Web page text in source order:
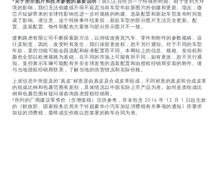
境的影响，我们无法创建或不得不延迟当前车型年款新图片的创建和更新。现在，微
芯片短缺带来的全球性影响也进一步对规格的构建、选装配置和新款车型发布时间造
成了影响。请注意，这个特殊事件结束前，新款车型的部分图片无法完全更新。配
置、选装配置、饰件和配色方案将与部分所示图片不一致。
捷豹路虎有限公司不断探索新方法，以持续改善其汽车、零件和附件的参数规格、设
计及制造，因此，改变时有发生，我们保留更改权，恕不另行通知。对于不同的车型
年款，某些功能可能会因选配和标准配置而不同。本网站上的信息、规格、发动机和
颜色全部以欧洲规格为基础，在不同的市场上可能有所不同，如有更改，恕不另行通
知。某些展示车辆可能配有并非全球发售的选装配置和由授权经销商安装的附件。请
与当地授权经销商联系，了解当地的供货情况和实际价格。
上述信息中所提及的“真皮”材质是由真皮及合成皮革组成，不同材质的真皮和合成皮革
的组成比例和包裹范围有差别，具体情况以中国实际上市产品为准。如对皮质组成比
例和包裹范围有疑问请咨询路虎授权经销商。
*所列的厂商建议零售价（含增值税）仅供参考，并未包含 2016 年 12 月 1 日起生效
的《财政部、国家税务总局关于对超豪华小汽车加征消费税有关事项的通知》所要求
加征的消费税，最终成交价格以您签署的购车合同为准。